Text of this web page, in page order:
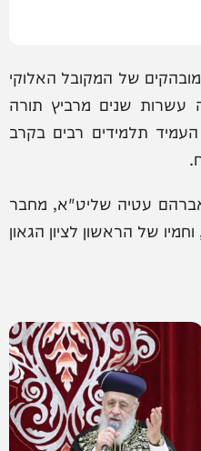
של המקובל האלוקי
עשרות שנים מרביץ תורה
תלמידים רבים בקרב
עטיה שליט"א, מחבר
של הראשון לציון הגאון